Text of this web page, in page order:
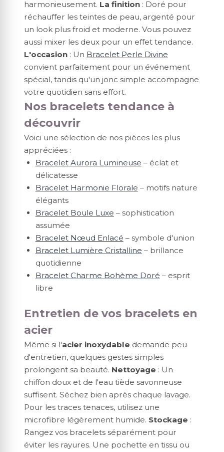
harmonieusement. La finition : Doré pour
réchauffer les teintes de peau, argenté pour
un look plus froid et moderne. Vous pouvez
aussi mixer les deux pour un effet tendance.
L'occasion : Un Bracelet Perle Divine
convient parfaitement pour un événement
spécial, tandis qu'un jonc simple accompagne
votre quotidien sans effort.
Nos bracelets tendance à
découvrir
Voici une sélection de nos pièces les plus
appréciées :
Bracelet Aurora Lumineuse – éclat et
délicatesse
Bracelet Harmonie Florale – motifs nature
élégants
Bracelet Boule Luxe – sophistication
assumée
Bracelet Nœud Enlacé – symbole d'union
Bracelet Lumière Cristalline – brillance
quotidienne
Bracelet Charme Bohème Doré – esprit
libre
Entretien de vos bracelets en
acier
Même si l'acier inoxydable demande peu
d'entretien, quelques gestes simples
prolongent sa beauté. Nettoyage : Un
chiffon doux et de l'eau tiède savonneuse
suffisent. Séchez bien après chaque lavage.
Pour les traces tenaces, utilisez une
microfibre légèrement humide. Stockage :
Rangez vos bracelets séparément pour
éviter les rayures. Une pochette en tissu ou